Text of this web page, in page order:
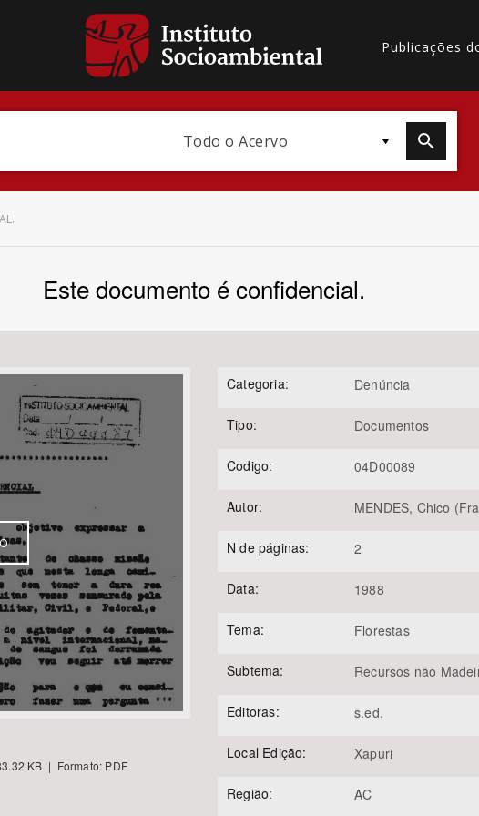
Publicações
Todo o Acervo
Este documento é confidencial.
KB | Formato: PDF
Categoria: Denúncia
Tipo: Documentos
Codigo: 04D00089
Autor: MENDES, Chico
N de páginas: 2
Data: 1988
Tema: Florestas
Subtema: Recursos não
Editoras: s.ed.
Local Edição: Xapuri
Região: AC